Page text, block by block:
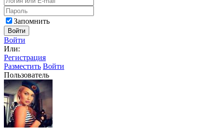
Запомнить
Войти
Войти
Или:
Регистрация
Разместить Войти
Пользователь